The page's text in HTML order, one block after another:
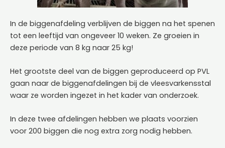
In de biggenafdeling verblijven de biggen na het spenen
tot een leeftijd van ongeveer 10 weken. Ze groeien in
deze periode van 8 kg naar 25 kg!
Het grootste deel van de biggen geproduceerd op PVL
gaan naar de biggenafdelingen bij de vleesvarkensstal
waar ze worden ingezet in het kader van onderzoek.
In deze twee afdelingen hebben we plaats voorzien
voor 200 biggen die nog extra zorg nodig hebben.